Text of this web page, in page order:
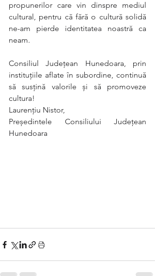
propunerilor care vin dinspre mediul
cultural, pentru că fără o cultură solidă
ne-am pierde identitatea noastră ca
neam.
Consiliul Județean Hunedoara, prin
instituțiile aflate în subordine, continuă
să susțină valorile și să promoveze
cultura!
Laurențiu Nistor,
Președintele Consiliului Județean
Hunedoara